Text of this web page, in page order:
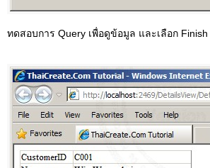
ทดสอบการ Query เพื่อดูข้อมูล และเลือก Finish